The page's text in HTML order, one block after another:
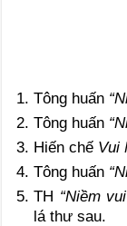
Tông huấn
Tông huấn
Hiến chế Vui
Tông huấn
TH “Niềm
lá thư sau.